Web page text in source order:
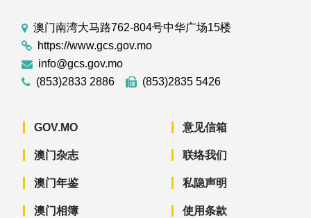
澳门南湾大马路762-804号中华广场15楼
https://www.gcs.gov.mo
info@gcs.gov.mo
(853)2833 2886
(853)2835 5426
GOV.MO
澳门杂志
澳门年鉴
澳门相簿
意见信箱
联络我们
私隐声明
使用条款